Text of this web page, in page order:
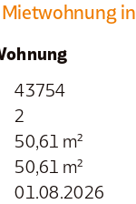
in
43754
2
50,61 m²
50,61 m²
01.08.2026